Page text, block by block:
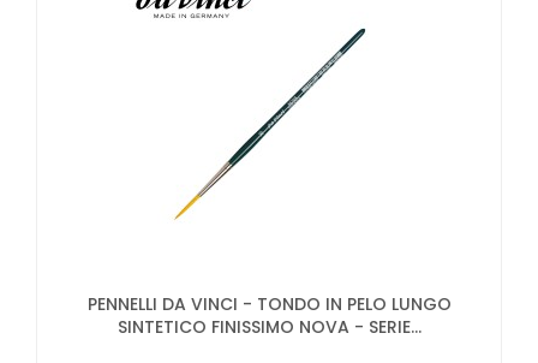
PENNELLI DA VINCI - TONDO IN PELO LUNGO
SINTETICO FINISSIMO NOVA - SERIE...